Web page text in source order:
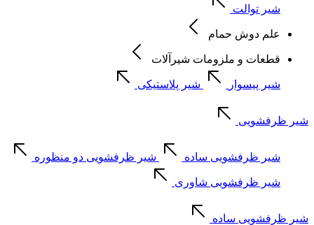
شیر توالت
علم دوش حمام
قطعات و ملزومات شیرآلات
شیر پیسوار شیر پلاستیکی
شیر ظرفشویی
شیر ظرفشویی ساده شیر ظرفشویی دو منظوره
شیر ظرفشویی شاوری
شیر ظرفشویی ساده